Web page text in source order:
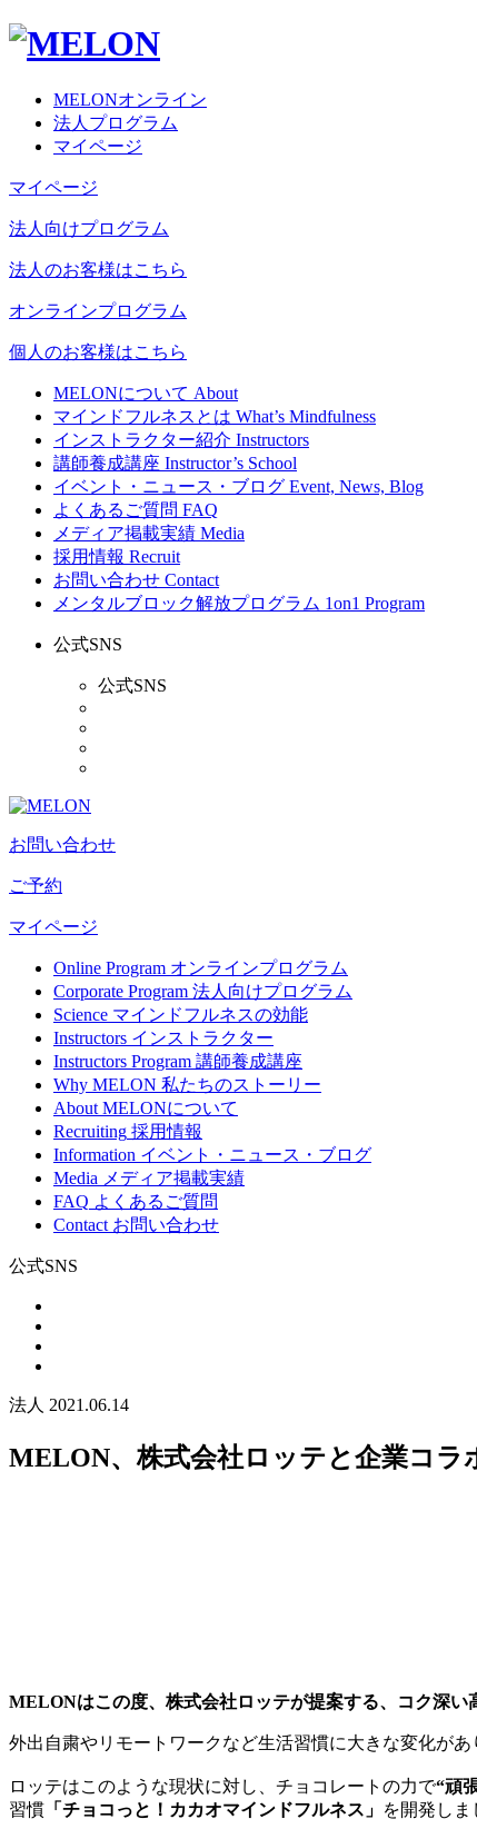
MELONオンライン
法人プログラム
マイページ
マイページ
法人向けプログラム
法人のお客様はこちら
オンラインプログラム
個人のお客様はこちら
MELONについて About
マインドフルネスとは What’s Mindfulness
インストラクター紹介 Instructors
講師養成講座 Instructor’s School
イベント・ニュース・ブログ Event, News, Blog
よくあるご質問 FAQ
メディア掲載実績 Media
採用情報 Recruit
お問い合わせ Contact
メンタルブロック解放プログラム 1on1 Program
公式SNS
公式SNS
お問い合わせ
ご予約
マイページ
Online Program オンラインプログラム
Corporate Program 法人向けプログラム
Science マインドフルネスの効能
Instructors インストラクター
Instructors Program 講師養成講座
Why MELON 私たちのストーリー
About MELONについて
Recruiting 採用情報
Information イベント・ニュース・ブログ
Media メディア掲載実績
FAQ よくあるご質問
Contact お問い合わせ
公式SNS
法人 2021.06.14
MELON、株式会社ロッテと企業コラ
MELONはこの度、株式会社ロッテが提案する、コク深い
外出自粛やリモートワークなど生活習慣に大きな変化が
ロッテはこのような現状に対し、チョコレートの力で“頑
習慣 「チョコっと！カカオマインドフルネス」 を開発しま